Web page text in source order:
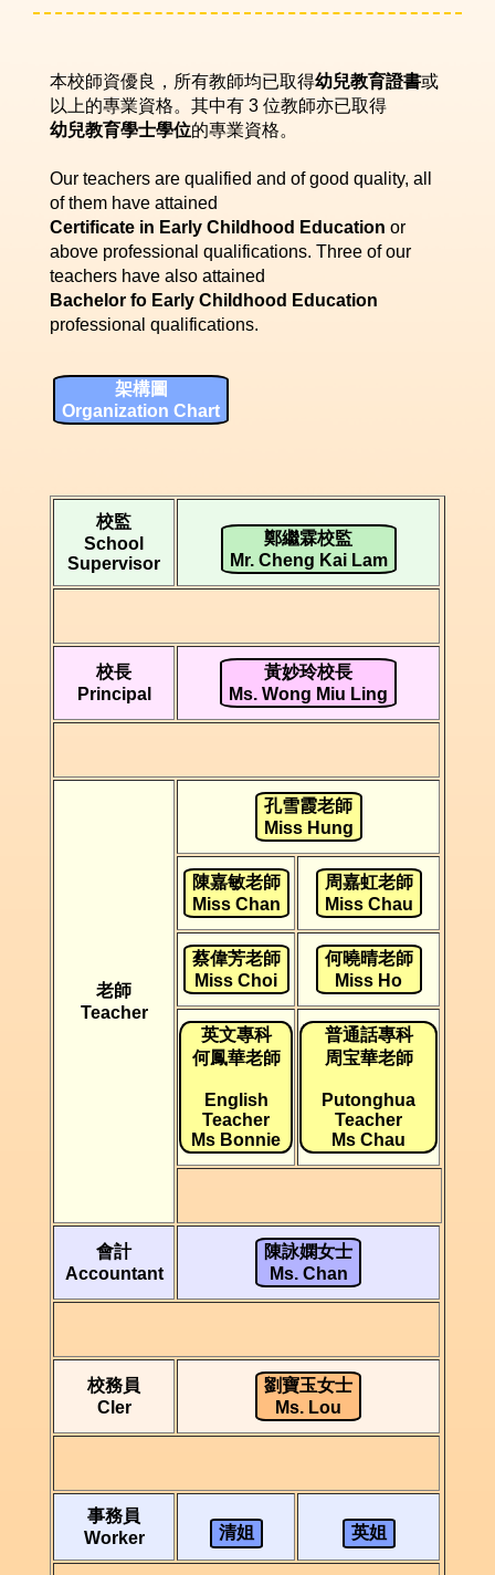
本校師資優良，所有教師均已取得幼兒教育證書或
以上的專業資格。其中有 3 位教師亦已取得
幼兒教育學士學位的專業資格。
Our teachers are qualified and of good quality, all
of them have attained
Certificate in Early Childhood Education or
above professional qualifications. Three of our
teachers have also attained
Bachelor fo Early Childhood Education
professional qualifications.
架構圖
Organization Chart
校監
School
Supervisor
鄭繼霖校監
Mr. Cheng Kai Lam
校長
Principal
黃妙玲校長
Ms. Wong Miu Ling
老師
Teacher
孔雪霞老師
Miss Hung
陳嘉敏老師
Miss Chan
周嘉虹老師
Miss Chau
蔡偉芳老師
Miss Choi
何曉晴老師
Miss Ho
英文專科
何鳳華老師
English
Teacher
Ms Bonnie
普通話專科
周宝華老師
Putonghua
Teacher
Ms Chau
會計
Accountant
陳詠嫻女士
Ms. Chan
校務員
Cler
劉寶玉女士
Ms. Lou
事務員
Worker
清姐 英姐